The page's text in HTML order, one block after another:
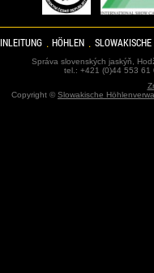
HÖHLEN
Správa slovenských jaskýň,
tel.: +421 (0)44 553
Copyright ©Slowakische